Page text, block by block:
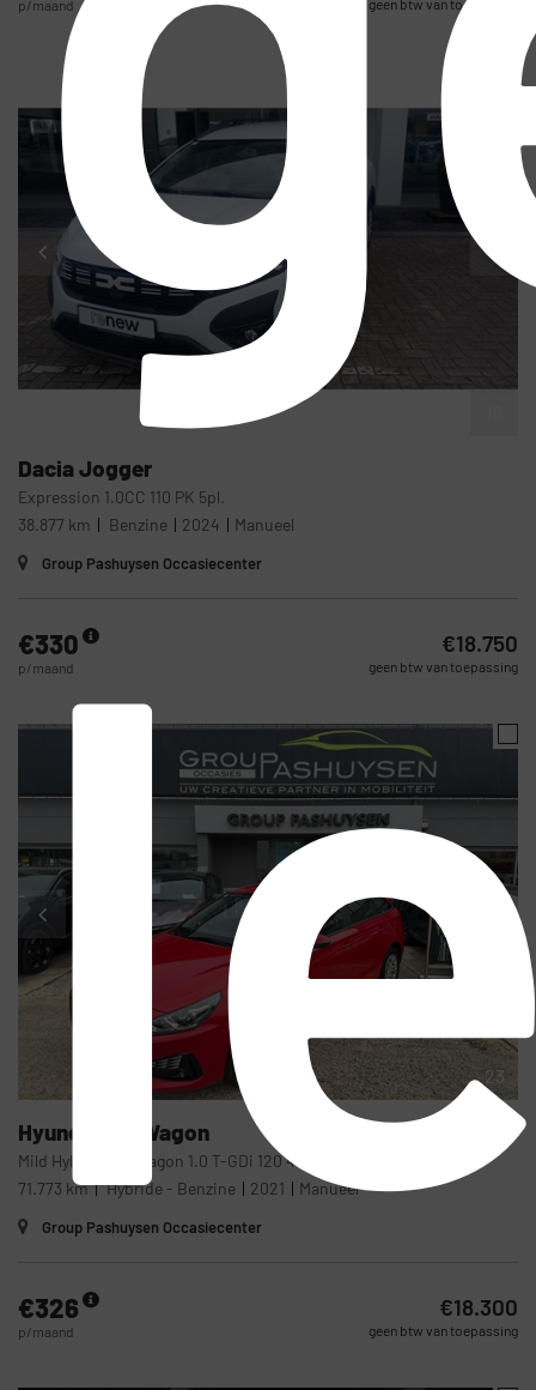
p/maand
DaciaJogger
Expression 1.0CC 110 PK 5pl.
38.877 km
Benzine 2024 Manueel
Group Pashuysen Occasiecenter
€330
p/maand
€18.750
geen btw van toepassing
23
Hyundai I30 Wagon
Mild Hybride PD Wagon 1.0 T-GDi 120 48V
71.773 km
Hybride - Benzine 2021 Manueel
Group Pashuysen Occasiecenter
€326
p/maand
€18.300
geen btw van toepassing